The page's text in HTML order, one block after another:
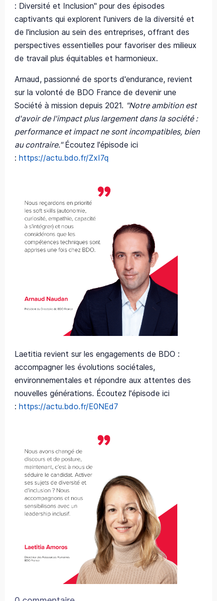
: Diversité et Inclusion" pour des épisodes
captivants qui explorent l'univers de la diversité et
de l'inclusion au sein des entreprises, offrant des
perspectives essentielles pour favoriser des milieux
de travail plus équitables et harmonieux.
Arnaud, passionné de sports d'endurance, revient
sur la volonté de BDO France de devenir une
Société à mission depuis 2021. "Notre ambition est
d'avoir de l'impact plus largement dans la société :
performance et impact ne sont incompatibles, bien
au contraire."Écoutez l'épisode ici
: https://actu.bdo.fr/ZxI7q
Laetitia revient sur les engagements de BDO :
accompagner les évolutions sociétales,
environnementales et répondre aux attentes des
nouvelles générations. Écoutez l'épisode ici
: https://actu.bdo.fr/E0NEd7